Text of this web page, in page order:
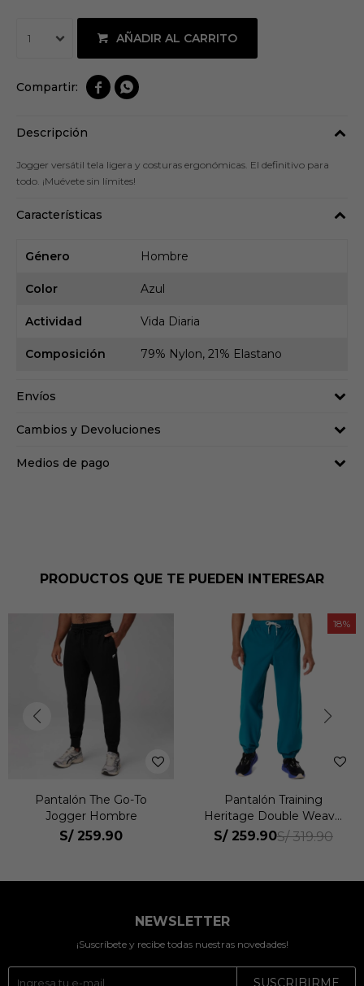
1 AÑADIR AL CARRITO
 
Envíos
Cambios y Devoluciones
Medios de pago
Descripción
Jogger versátil tela ligera y costuras ergonómicas. El definitivo para
todo. ¡Muévete sin límites!
Características
Género Hombre
Color Azul
Actividad Vida Diaria
Composición 79% Nylon, 21% Elastano
PRODUCTOS QUE TE PUEDEN INTERESAR
Pantalón The Go-To
Jogger Hombre
S/ 259.90
18
Pantalón Training
Heritage Double Weave
Pant Unisex
S/ 259.90S/ 319.90
NEWSLETTER
¡Suscríbete y recibe todas nuestras novedades!
SUSCRIBIRME